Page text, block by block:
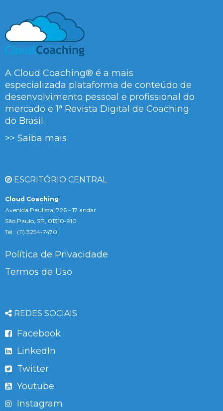
A Cloud Coaching® é a mais
especializada plataforma de conteúdo de
desenvolvimento pessoal e profissional do
mercado e 1ª Revista Digital de Coaching
do Brasil.
>> Saiba mais
ESCRITÓRIO CENTRAL
Cloud Coaching
Avenida Paulista, 726 - 17 andar
São Paulo, SP, 01310-910
Tel.: (11) 3254-7470
Política de Privacidade
Termos de Uso
REDES SOCIAIS
Facebook
LinkedIn
Twitter
Youtube
Instagram